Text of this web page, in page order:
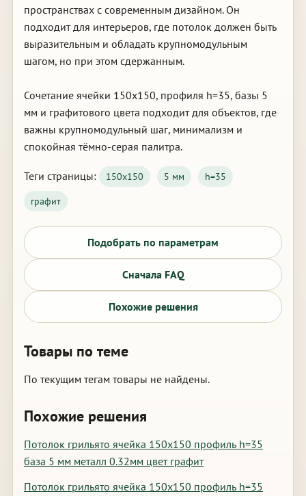
пространствах с современным дизайном. Он
подходит для интерьеров, где потолок должен быть
выразительным и обладать крупномодульным
шагом, но при этом сдержанным.
Сочетание ячейки 150х150, профиля h=35, базы 5
мм и графитового цвета подходит для объектов, где
важны крупномодульный шаг, минимализм и
спокойная тёмно-серая палитра.
Теги страницы: 150х150 5 мм
h=35
графит
Подобрать по параметрам
Сначала FAQ
Похожие решения
Товары по теме
По текущим тегам товары не найдены.
Похожие решения
Потолок грильято ячейка 150х150 профиль h=35
база 5 мм металл 0.32мм цвет графит
Потолок грильято ячейка 150х150 профиль h=35